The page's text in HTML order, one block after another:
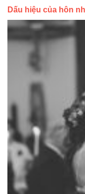
Dấu hiệu của hôn